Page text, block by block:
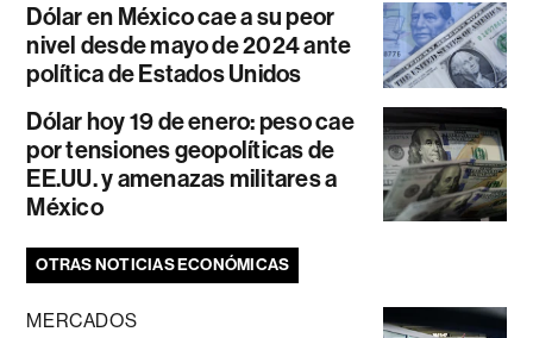
Dólar en México cae a su peor
nivel desde mayo de 2024 ante
política de Estados Unidos
Dólar hoy 19 de enero: peso cae
por tensiones geopolíticas de
EE.UU. y amenazas militares a
México
OTRAS NOTICIAS ECONÓMICAS
MERCADOS